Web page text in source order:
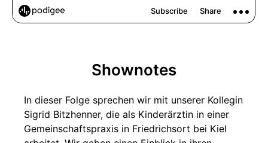
Shownotes
In dieser Folge sprechen wir mit unserer Kollegin
Sigrid Bitzhenner, die als Kinderärztin in einer
Gemeinschaftspraxis in Friedrichsort bei Kiel